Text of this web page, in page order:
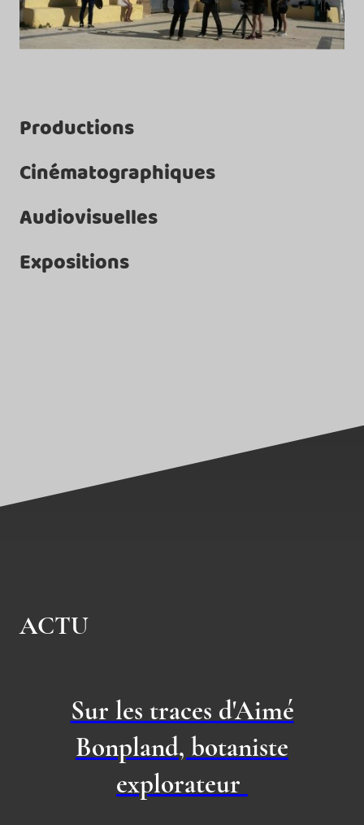
Productions
Cinématographiques
Audiovisuelles
Expositions
ACTU
Sur les traces d'Aimé
Bonpland, botaniste
explorateur